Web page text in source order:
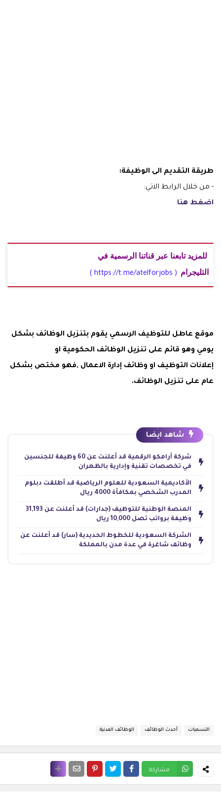
طريقة التقديم الى الوظيفة:
- من خلال الرابط الاتي:
اضغط هنا
للمزيد تابعنا عبر قناتنا الرسمية في
التليجرام ( https://t.me/atelforjobs )
موقع عاطل للتوظيف الرسمي يقوم بتنزيل الوظائف بشكل
يومي وهو قائم على تنزيل الوظائف الحكومية او
إعلانات التوظيف او وظائف إدارة الاعمال ,فهو مختص بشكل
عام على تنزيل الوظائف.
شاهد ايضا
شركة أرامكو الرقمية قد أعلنت عن 60 وظيفة للجنسين
في تخصصات تقنية وإدارية بالظهران
الأكاديمية السعودية للعلوم الرياضية قد أطلقت دبلوم
المدرب الشخصي بمكافأة 4000 ريال
المنصة الوطنية للتوظيف (جدارات) قد أعلنت عن 31,193
وظيفة برواتب تصل 10,000 ريال
الشركة السعودية للخطوط الحديدية (سار) قد أعلنت عن
وظائف شاغرة في عدة مدن بالمملكة
التسميات أحدث الوظائف الوظائف المدنية
مشاركة